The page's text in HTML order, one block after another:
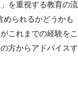
を重視する教育の流
められるかどうかも
これまでの経験をこ
方からアドバイスす